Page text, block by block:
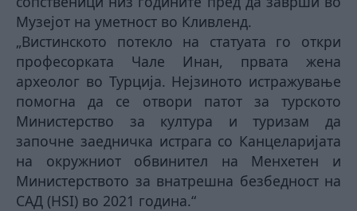
Музејот на уметност во Кливленд.
„Вистинското потекло на статуата го откри
професорката Чале Инан, првата жена
археолог во Турција. Нејзиното истражување
помогна да се отвори патот за турското
Министерство за култура и туризам да
започне заедничка истрага со Канцеларијата
на окружниот обвинител на Менхетен и
Министерството за внатрешна безбедност на
САД (HSI) во 2021 година.“